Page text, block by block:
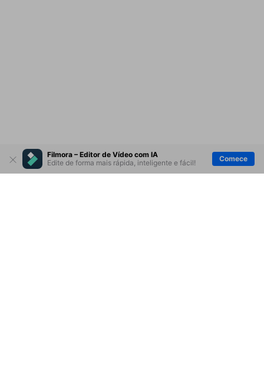
Filmora – Editor de Vídeo com IA
Edite de forma mais rápida, inteligente e fácil!
Comece